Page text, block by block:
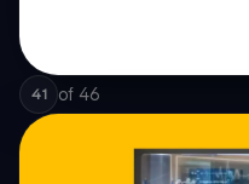
41 of 46